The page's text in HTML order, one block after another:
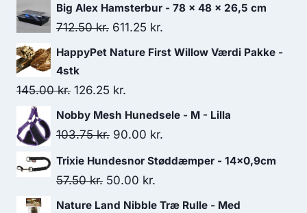
Big Alex Hamsterbur - 78 x 48 x 26,5 cm
712.50kr. Den
oprindelige
var:
712.50 kr..
611.25 kr.
aktuelle
611.25 kr..
HappyPet Nature First Willow Værdi Pakke -
4stk
145.00kr. Den
oprindelige
pris
126.25 kr.
aktuelle
pris
Nobby Mesh Hunedsele - M - Lilla
103.75kr. Den
oprindelige
pris
90.00 kr.
aktuelle
Trixie Hundesnor Støddæmper - 14x0,9cm
57.50kr. Den
oprindelige
50.00 kr.
aktuelle
Nature Land Nibble Træ Rulle - Med